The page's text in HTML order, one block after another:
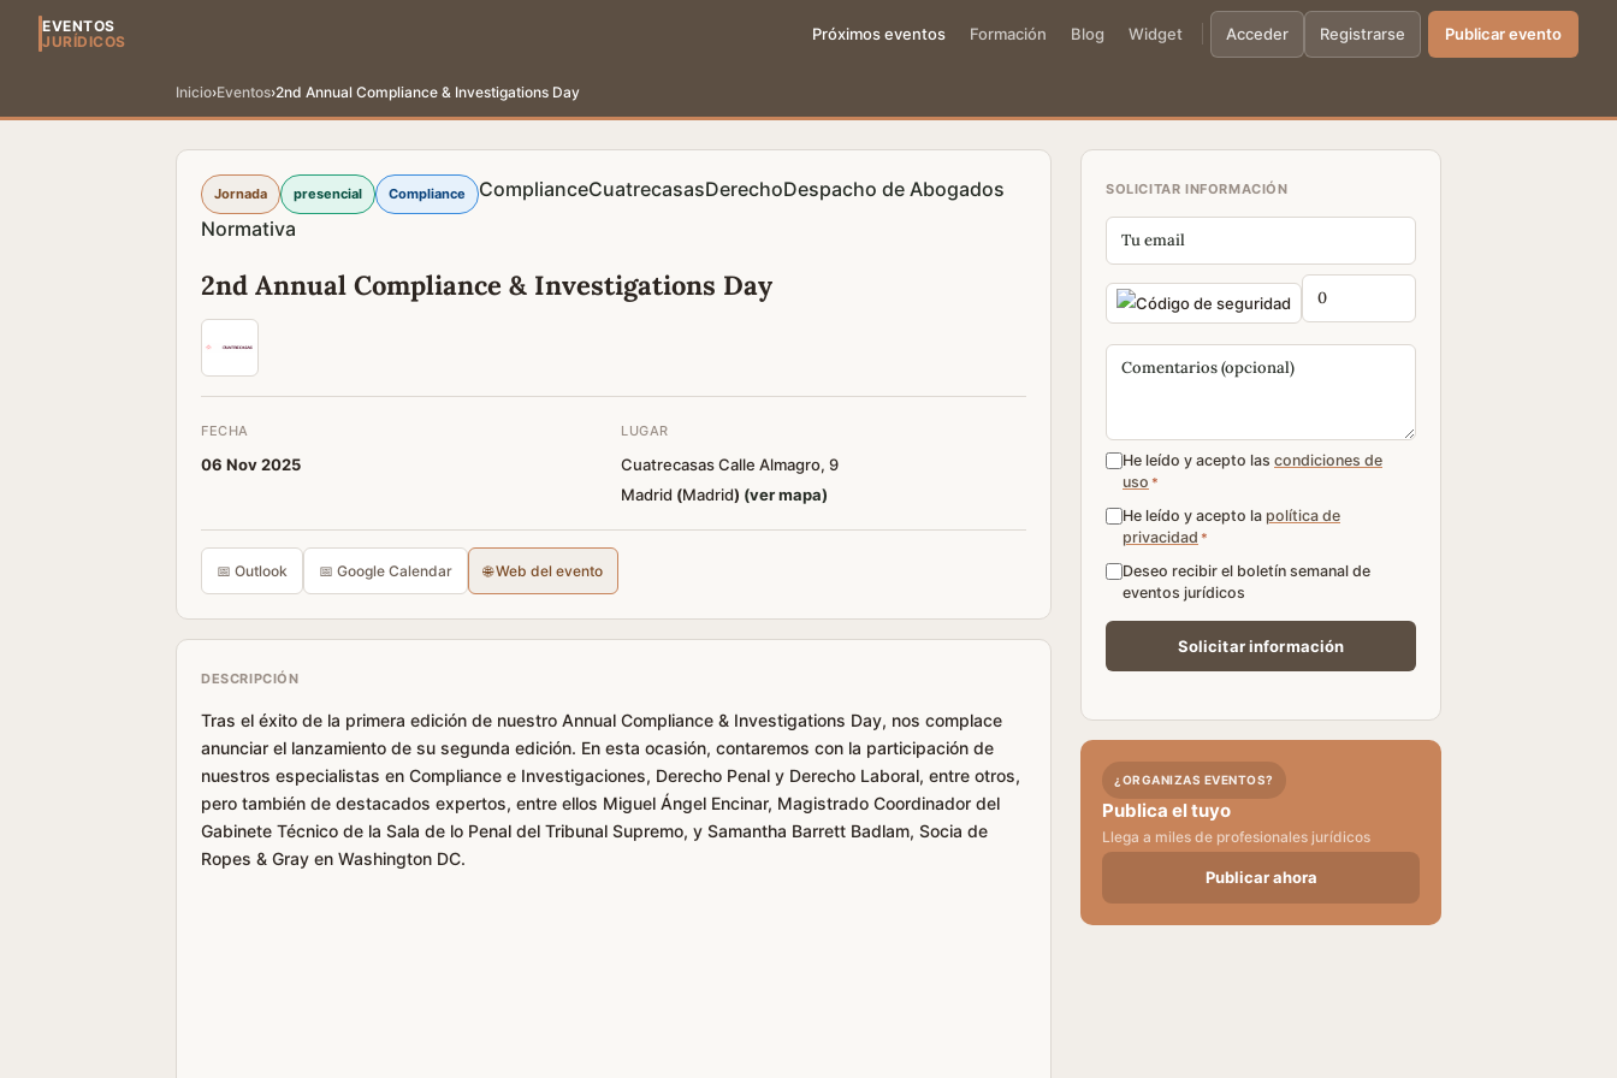
EVENTOS
JURÍDICOS
Próximos eventos Formación Blog Widget Acceder Registrarse Publicar evento
Inicio›Eventos›2nd Annual Compliance & Investigations Day
Jornada presencial Compliance ComplianceCuatrecasasDerechoDespacho de Abogados
Normativa
2nd Annual Compliance & Investigations Day
FECHA
06 Nov 2025
LUGAR
Cuatrecasas Calle Almagro, 9
Madrid (Madrid) (ver mapa)
📅 Outlook 📅 Google Calendar 🌐 Web del evento
DESCRIPCIÓN
Tras el éxito de la primera edición de nuestro Annual Compliance & Investigations Day, nos complace
anunciar el lanzamiento de su segunda edición. En esta ocasión, contaremos con la participación de
nuestros especialistas en Compliance e Investigaciones, Derecho Penal y Derecho Laboral, entre otros,
pero también de destacados expertos, entre ellos Miguel Ángel Encinar, Magistrado Coordinador del
Gabinete Técnico de la Sala de lo Penal del Tribunal Supremo, y Samantha Barrett Badlam, Socia de
Ropes & Gray en Washington DC.
SOLICITAR INFORMACIÓN
He leído y acepto las condiciones de
uso *
He leído y acepto la política de
privacidad *
Deseo recibir el boletín semanal de
eventos jurídicos
¿ORGANIZAS EVENTOS?
Publica el tuyo
Llega a miles de profesionales jurídicos
Publicar ahora